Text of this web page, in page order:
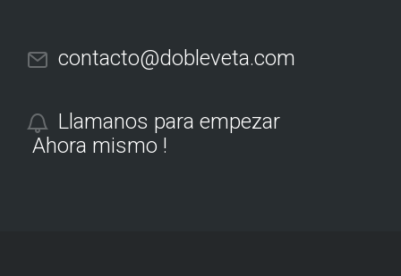
contacto@dobleveta.com
Llamanos para empezar
Ahora mismo !